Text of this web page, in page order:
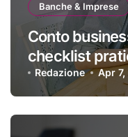
Banche & Imprese
Conto
checklist
giusto
Redazione Apr